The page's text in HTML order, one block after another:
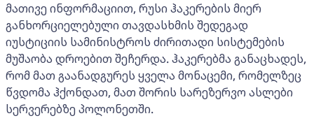
მათივე ინფორმაციით, რუსი ჰაკერების მიერ
განხორციელებული თავდასხმის შედეგად
იუსტიციის სამინისტროს ძირითადი სისტემების
მუშაობა დროებით შეჩერდა. ჰაკერებმა განაცხადეს,
რომ მათ გაანადგურეს ყველა მონაცემი, რომელზეც
წვდომა ჰქონდათ, მათ შორის სარეზერვო ასლები
სერვერებზე პოლონეთში.